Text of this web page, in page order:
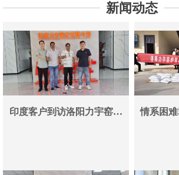
新闻动态
印度客户到访洛阳力宇窑炉
情系困